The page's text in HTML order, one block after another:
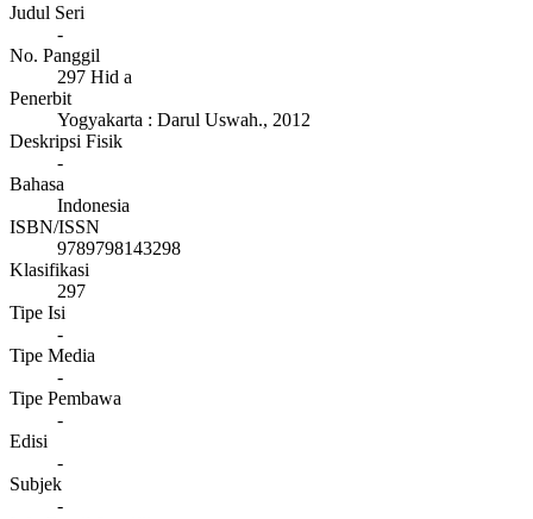
Judul Seri
-
No. Panggil
297 Hid a
Penerbit
Yogyakarta : Darul Uswah., 2012
Deskripsi Fisik
-
Bahasa
Indonesia
ISBN/ISSN
9789798143298
Klasifikasi
297
Tipe Isi
-
Tipe Media
-
Tipe Pembawa
-
Edisi
-
Subjek
-